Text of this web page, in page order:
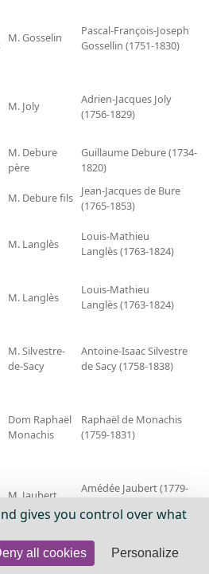
M. Gosselin
Pascal-François-Joseph
Gossellin (1751-1830)
M. Joly
Adrien-Jacques Joly
(1756-1829)
M. Debure
père
Guillaume Debure (1734-
1820)
M. Debure fils
Jean-Jacques de Bure
(1765-1853)
M. Langlès
Louis-Mathieu
Langlès (1763-1824)
M. Langlès
Louis-Mathieu
Langlès (1763-1824)
M. Silvestre-
de-Sacy
Antoine-Isaac Silvestre
de Sacy (1758-1838)
Dom Raphaël
Monachis
Raphaël de Monachis
(1759-1831)
M. Jaubert
Amédée Jaubert (1779-
M. Millin
Aubin-Louis Millin (1759-
1818)
gives you control over what
all cookies Personalize